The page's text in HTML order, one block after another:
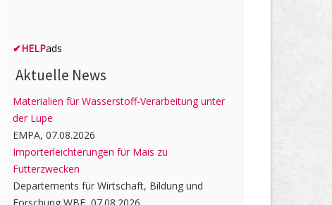
✔HELPads
Aktuelle News
Materialien für Wasserstoff-Verarbeitung unter
der Lupe
EMPA, 07.08.2026
Importerleichterungen für Mais zu
Futterzwecken
Departements für Wirtschaft, Bildung und